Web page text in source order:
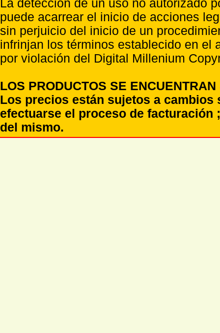
La detección de un uso no autorizado
puede acarrear el inicio de acciones
sin perjuicio del inicio de un
infrinjan los términos establecido en el
por violación del Digital Millenium
LOS PRODUCTOS SE
Los precios están sujetos a
efectuarse el proceso de
del mismo.